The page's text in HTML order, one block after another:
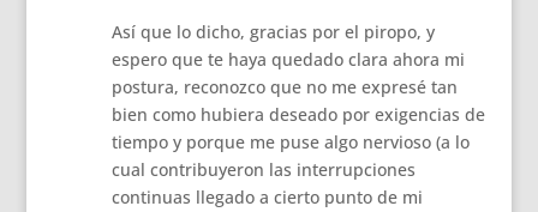
Así que lo dicho, gracias por el piropo, y
espero que te haya quedado clara ahora mi
postura, reconozco que no me expresé tan
bien como hubiera deseado por exigencias de
tiempo y porque me puse algo nervioso (a lo
cual contribuyeron las interrupciones
continuas llegado a cierto punto de mi